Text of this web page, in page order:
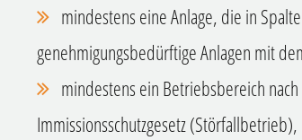
mindestens eine Anlage, die in
genehmigungsbedürftige Anlagen mit
mindestens ein Betriebsbereich nach
Immissionsschutzgesetz (Störfallbetrieb),